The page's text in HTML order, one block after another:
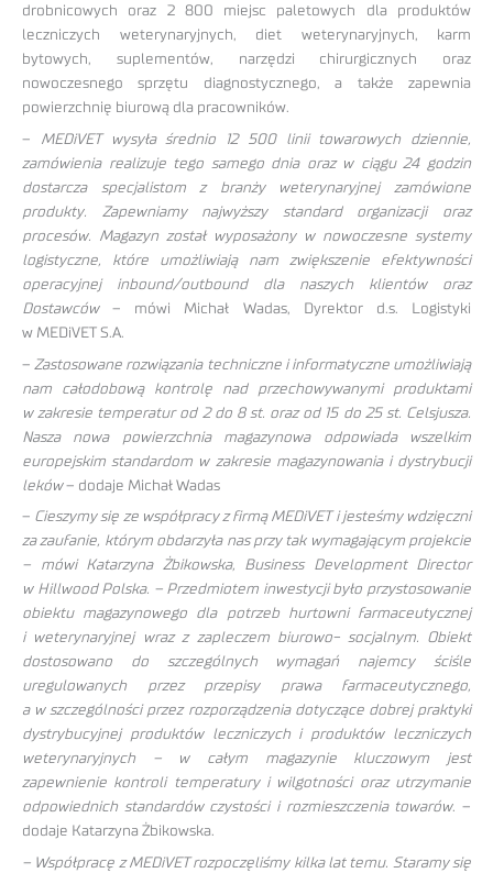
drobnicowych oraz 2 800 miejsc paletowych dla produktów
leczniczych weterynaryjnych, diet weterynaryjnych, karm
bytowych, suplementów, narzędzi chirurgicznych oraz
nowoczesnego sprzętu diagnostycznego, a także zapewnia
powierzchnię biurową dla pracowników.
– MEDiVET wysyła średnio 12 500 linii towarowych dziennie,
zamówienia realizuje tego samego dnia oraz w ciągu 24 godzin
dostarcza specjalistom z branży weterynaryjnej zamówione
produkty. Zapewniamy najwyższy standard organizacji oraz
procesów. Magazyn został wyposażony w nowoczesne systemy
logistyczne, które umożliwiają nam zwiększenie efektywności
operacyjnej inbound/outbound dla naszych klientów oraz
Dostawców– mówi Michał Wadas, Dyrektor d.s. Logistyki
w MEDiVET S.A.
– Zastosowane rozwiązania techniczne i informatyczne umożliwiają
nam całodobową kontrolę nad przechowywanymi produktami
w zakresie temperatur od 2 do 8 st. oraz od 15 do 25 st. Celsjusza.
Nasza nowa powierzchnia magazynowa odpowiada wszelkim
europejskim standardom w zakresie magazynowania i dystrybucji
leków– dodaje Michał Wadas
– Cieszymy się ze współpracy z firmą MEDiVET i jesteśmy wdzięczni
za zaufanie, którym obdarzyła nas przy tak wymagającym projekcie
– mówi Katarzyna Żbikowska, Business Development Director
w Hillwood Polska. – Przedmiotem inwestycji było przystosowanie
obiektu magazynowego dla potrzeb hurtowni farmaceutycznej
i weterynaryjnej wraz z zapleczem biurowo- socjalnym. Obiekt
dostosowano do szczególnych wymagań najemcy ściśle
uregulowanych przez przepisy prawa farmaceutycznego,
a w szczególności przez rozporządzenia dotyczące dobrej praktyki
dystrybucyjnej produktów leczniczych i produktów leczniczych
weterynaryjnych – w całym magazynie kluczowym jest
zapewnienie kontroli temperatury i wilgotności oraz utrzymanie
odpowiednich standardów czystości i rozmieszczenia towarów. –
dodaje Katarzyna Żbikowska.
– Współpracę z MEDiVET rozpoczęliśmy kilka lat temu. Staramy się